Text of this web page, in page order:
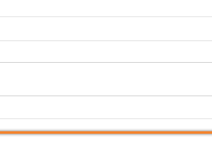
zit in de staart!